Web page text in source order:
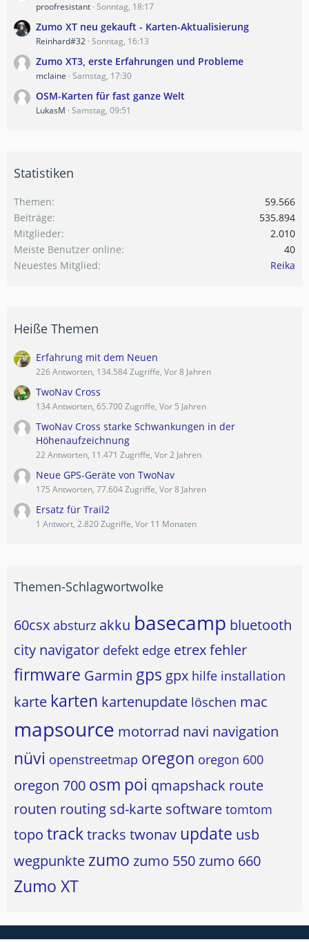
proofresistant Sonntag, 18:17
Zumo XT neu gekauft - Karten-Aktualisierung
Reinhard#32 Sonntag, 16:13
Zumo XT3, erste Erfahrungen und Probleme
mclaine Samstag, 17:30
OSM-Karten für fast ganze Welt
LukasM Samstag, 09:51
Statistiken
Themen
59.566
Beiträge
535.894
Mitglieder
2.010
Meiste Benutzer online
40
Neuestes Mitglied
Reika
Heiße Themen
Erfahrung mit dem Neuen
226 Antworten, 134.584 Zugriffe, Vor 8 Jahren
TwoNav Cross
134 Antworten, 65.700 Zugriffe, Vor 5 Jahren
TwoNav Cross starke Schwankungen in der
Höhenaufzeichnung
22 Antworten, 11.471 Zugriffe, Vor 2 Jahren
Neue GPS-Geräte von TwoNav
175 Antworten, 77.604 Zugriffe, Vor 8 Jahren
Ersatz für Trail2
1 Antwort, 2.820 Zugriffe, Vor 11 Monaten
Themen-Schlagwortwolke
60csx absturz akku basecamp bluetooth
city navigator defekt edge etrexfehler
firmware Garmin gps gpx hilfe installation
karte karten kartenupdate löschen mac
mapsource motorrad navi navigation
nüvi openstreetmap oregon oregon 600
oregon 700 osm poi qmapshack route
routen routing sd-karte software tomtom
topo tracktracks twonav update usb
wegpunkte zumo zumo 550zumo 660
Zumo XT